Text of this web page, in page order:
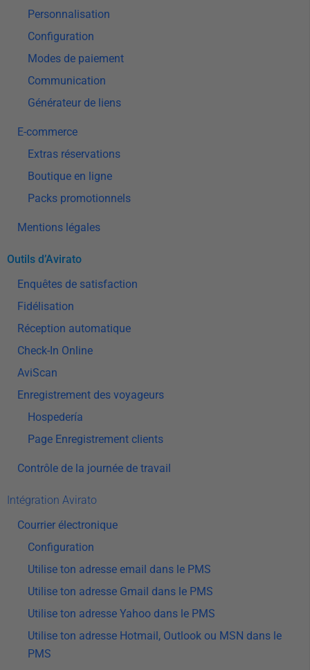
Personnalisation
Configuration
Modes de paiement
Communication
Générateur de liens
E-commerce
Extras réservations
Boutique en ligne
Packs promotionnels
Mentions légales
Outils d’Avirato
Enquêtes de satisfaction
Fidélisation
Réception automatique
Check-In Online
AviScan
Enregistrement des voyageurs
Hospedería
Page Enregistrement clients
Contrôle de la journée de travail
Intégration Avirato
Courrier électronique
Configuration
Utilise ton adresse email dans le PMS
Utilise ton adresse Gmail dans le PMS
Utilise ton adresse Yahoo dans le PMS
Utilise ton adresse Hotmail, Outlook ou MSN dans le
PMS